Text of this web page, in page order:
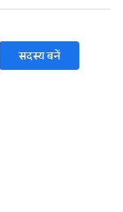
सदस्य बनें